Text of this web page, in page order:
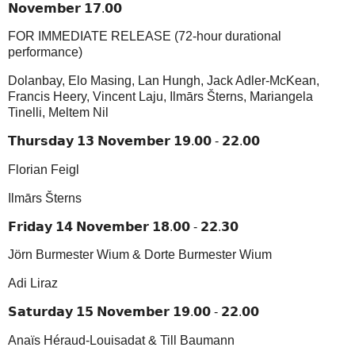
𝗡𝗼𝘃𝗲𝗺𝗯𝗲𝗿 𝟭𝟳.𝟬𝟬
FOR IMMEDIATE RELEASE (72-hour durational
performance)
Dolanbay, Elo Masing, Lan Hungh, Jack Adler-McKean,
Francis Heery, Vincent Laju, Ilmārs Šterns, Mariangela
Tinelli, Meltem Nil
𝗧𝗵𝘂𝗿𝘀𝗱𝗮𝘆 𝟭𝟯 𝗡𝗼𝘃𝗲𝗺𝗯𝗲𝗿 𝟭𝟵.𝟬𝟬 - 𝟮𝟮.𝟬𝟬
Florian Feigl
Ilmārs Šterns
𝗙𝗿𝗶𝗱𝗮𝘆 𝟭𝟰 𝗡𝗼𝘃𝗲𝗺𝗯𝗲𝗿 𝟭𝟴.𝟬𝟬 - 𝟮𝟮.𝟯𝟬
Jörn Burmester Wium & Dorte Burmester Wium
Adi Liraz
𝗦𝗮𝘁𝘂𝗿𝗱𝗮𝘆 𝟭𝟱 𝗡𝗼𝘃𝗲𝗺𝗯𝗲𝗿 𝟭𝟵.𝟬𝟬 - 𝟮𝟮.𝟬𝟬
Anaïs Héraud-Louisadat & Till Baumann